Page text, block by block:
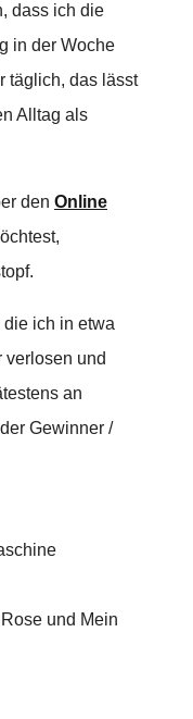
dass ich die
in der Woche
täglich, das lässt
Alltag als
den Online
die ich in etwa
verlosen und
an
Gewinner /
und Mein